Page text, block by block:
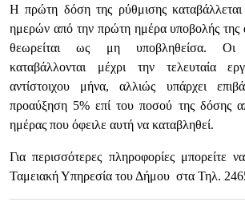
Η πρώτη δόση της ρύθμισης
ημερών από την πρώτη ημέρα υποβολής της
θεωρείται ως μη υποβληθείσα. Οι
καταβάλλονται μέχρι την τελευταία
αντίστοιχου μήνα, αλλιώς υπάρχει
προαύξηση 5% επί του ποσού της δόσης
ημέρας που όφειλε αυτή να καταβληθεί.
Για περισσότερες πληροφορίες μπορείτε
Ταμειακή Υπηρεσία του Δήμου στα Τηλ.